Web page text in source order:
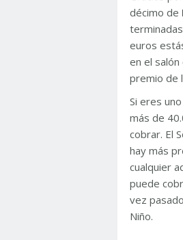
décimo de
euros
en el
premio de
Si eres
más de
cobrar. El
hay más
cualquier
puede
vez
Niño.